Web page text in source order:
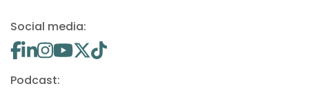
Social media:
Podcast: